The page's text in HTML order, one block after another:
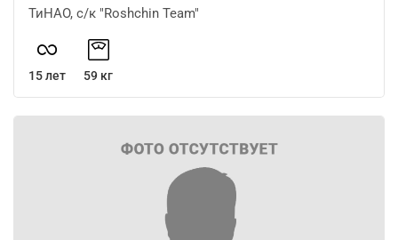
ТиНАО, с/к "Roshchin Team"
15 лет 59 кг